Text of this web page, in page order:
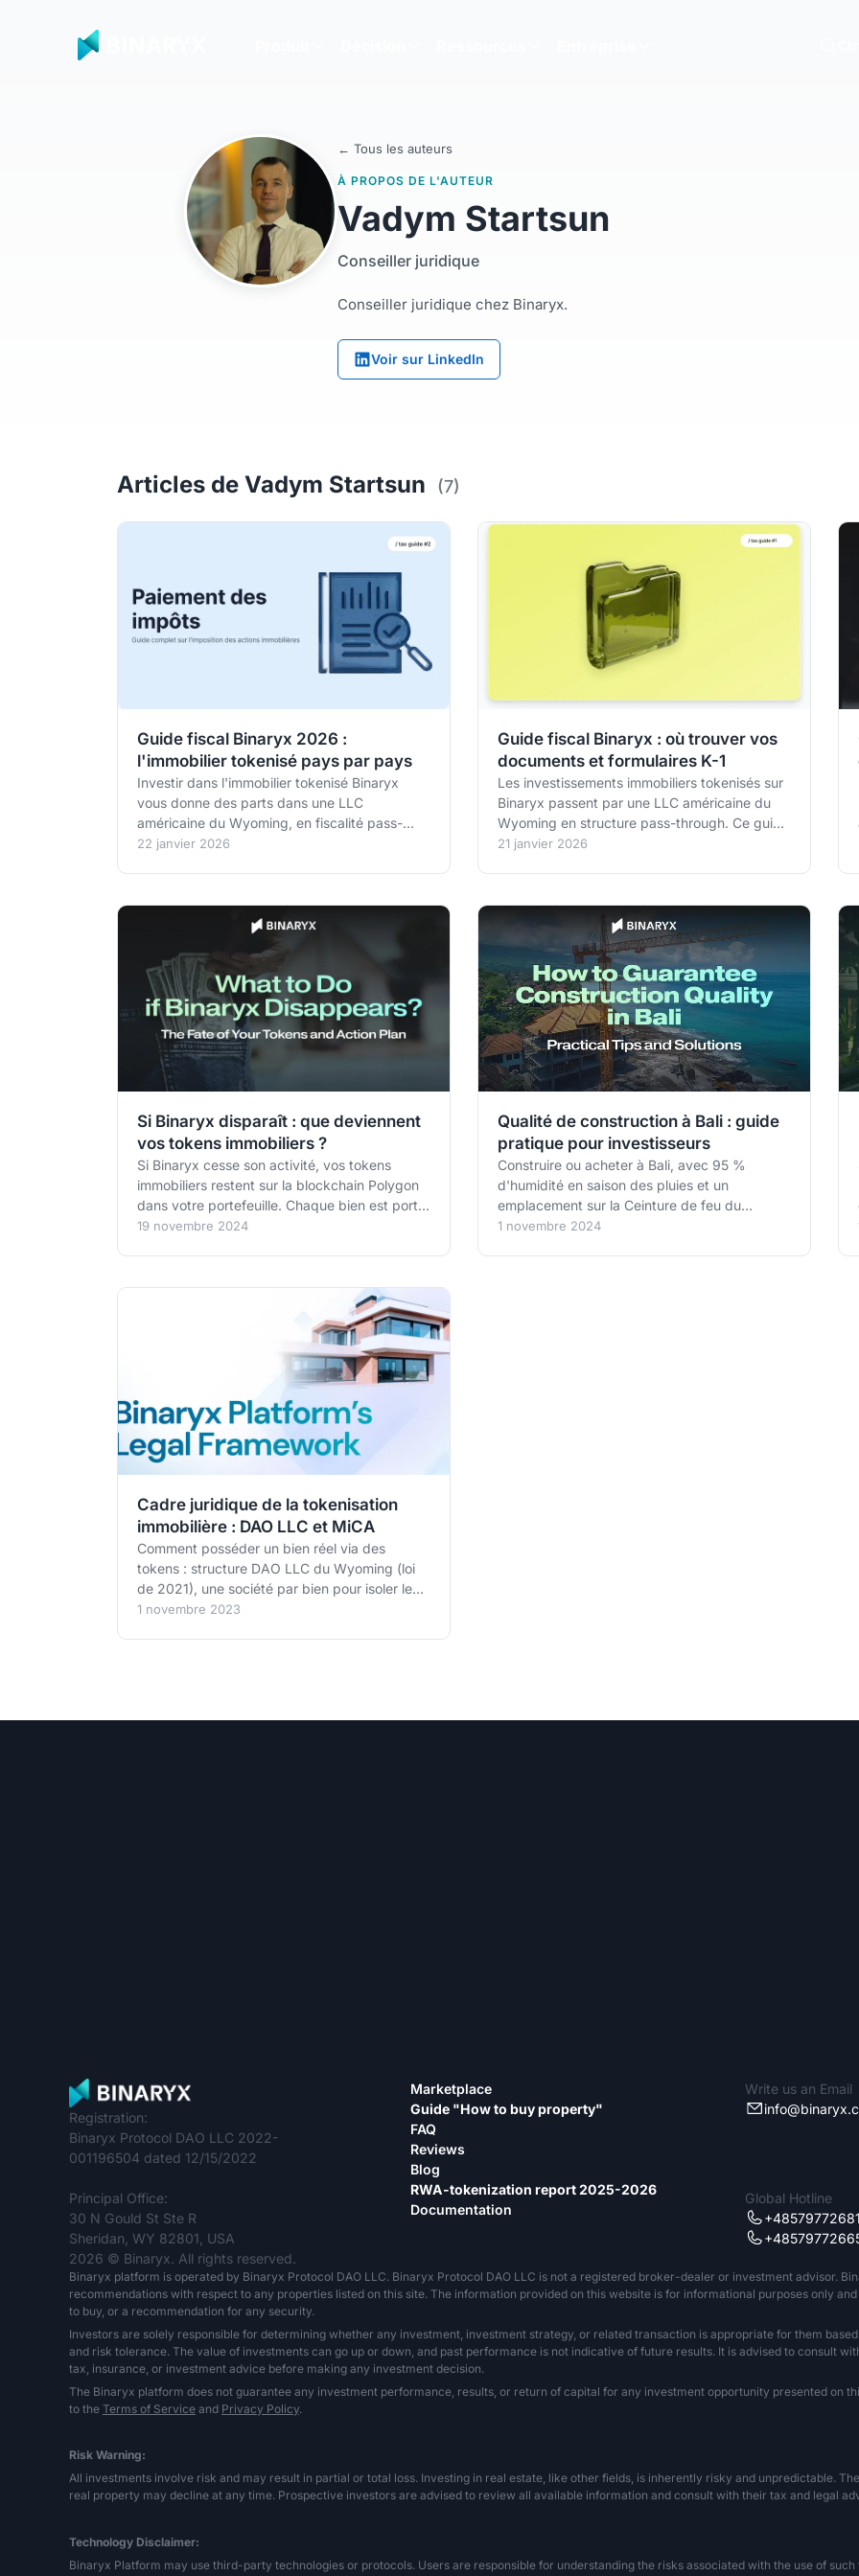
← Tous les auteurs
À PROPOS DE L'AUTEUR
Vadym Startsun
Conseiller juridique
Conseiller juridique chez Binaryx.
Voir sur LinkedIn
Articles de Vadym Startsun (7)
Guide fiscal Binaryx 2026 :
l'immobilier tokenisé pays par pays
Investir dans l'immobilier tokenisé Binaryx
vous donne des parts dans une LLC
américaine du Wyoming, en fiscalité pass-
through. Ce guide détaille les règles pays par
formulaires à remplir et la déclaration du
22 janvier 2026
Guide fiscal Binaryx : où trouver vos
documents et formulaires K-1
Les investissements immobiliers tokenisés sur
Binaryx passent par une LLC américaine du
Wyoming en structure pass-through. Ce guide
explique comment vos parts de propriété sont
documents fiscaux en 3 clics depuis votre
Portfolio.
21 janvier 2026
Si Binaryx disparaît : que deviennent
vos tokens immobiliers ?
Si Binaryx cesse son activité, vos tokens
immobiliers restent sur la blockchain Polygon
dans votre portefeuille. Chaque bien est porté
par une DAO LLC du Wyoming (loi W.S.
collectivement de la suite.
19 novembre 2024
Qualité de construction à Bali : guide
pratique pour investisseurs
Construire ou acheter à Bali, avec 95 %
d'humidité en saison des pluies et un
emplacement sur la Ceinture de feu du
Pacifique, expose à des risques spécifiques.
1 novembre 2024
Cadre juridique de la tokenisation
immobilière : DAO LLC et MiCA
Comment posséder un bien réel via des
tokens : structure DAO LLC du Wyoming (loi
de 2021), une société par bien pour isoler le
risque, et cadre européen MiCA + supervision
1 novembre 2023
Registration:
Binaryx Protocol DAO LLC 2022-
001196504 dated 12/15/2022
Principal Office:
30 N Gould St Ste R
Sheridan, WY 82801, USA
Marketplace
Guide "How to buy property"
FAQ
Reviews
Blog
RWA-tokenization report 2025-2026
Documentation
Write us an Email
Global Hotline
+48579772681
2026 © Binaryx. All rights reserved.
Binaryx platform is operated by Binaryx Protocol DAO LLC. Binaryx Protocol DAO LLC is not a registered broker-dealer or investment advisor.
recommendations with respect to any properties listed on this site. The information provided on this website is for informational purposes only
to buy, or a recommendation for any security.
Investors are solely responsible for determining whether any investment, investment strategy, or related transaction is appropriate for them
and risk tolerance. The value of investments can go up or down, and past performance is not indicative of future results. It is advised to consult
tax, insurance, or investment advice before making any investment decision.
The Binaryx platform does not guarantee any investment performance, results, or return of capital for any investment opportunity presented on
to the Terms of Service and Privacy Policy.
Risk Warning:
All investments involve risk and may result in partial or total loss. Investing in real estate, like other fields, is inherently risky and unpredictable.
real property may decline at any time. Prospective investors are advised to review all available information and consult with their tax and legal
Technology Disclaimer:
Binaryx Platform may use third-party technologies or protocols. Users are responsible for understanding the risks associated with the use of